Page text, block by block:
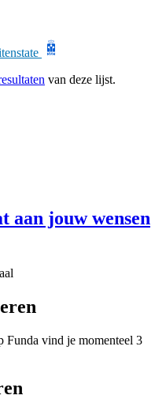
van deze lijst.
aan jouw wensen
Funda vind je momenteel 3